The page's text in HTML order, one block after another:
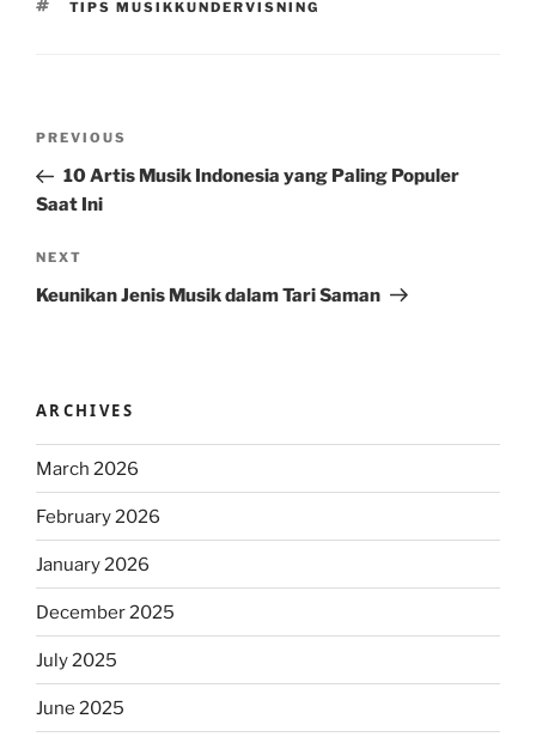
TAGS
TIPS MUSIKKUNDERVISNING
Previous
Post
PREVIOUS
10 Artis Musik Indonesia yang Paling Populer
Saat Ini
Next
Post
NEXT
Keunikan Jenis Musik dalam Tari Saman
ARCHIVES
March 2026
February 2026
January 2026
December 2025
July 2025
June 2025